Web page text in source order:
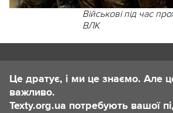
Військові під час
ВЛК
Це дратує, і ми це знаємо. Але
важливо.
Texty.org.ua потребують вашої